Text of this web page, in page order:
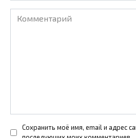
Комментарий
Сохранить моё имя, email и адрес